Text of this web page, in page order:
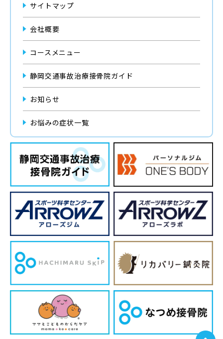
サイトマップ
会社概要
コースメニュー
静岡交通事故治療接骨院ガイド
お知らせ
お悩みの症状一覧